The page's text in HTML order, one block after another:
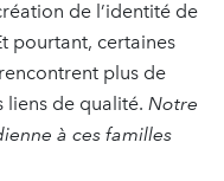
de l’identité de
pourtant, certaines
plus de
liens de qualité. Notre
à ces familles